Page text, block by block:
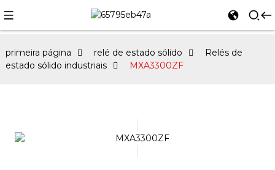
primeira página relé de estado sólido
Relés de
estado sólido industriais
MXA3300ZF